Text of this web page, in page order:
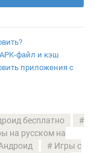
файл и кэш
приложения с
бесплатно
на русском на
Игры с